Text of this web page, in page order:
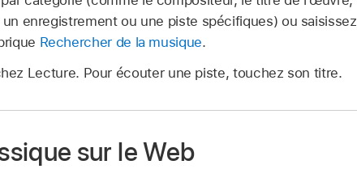
enregistrement ou une piste spécifiques) ou saisissez
Rechercher de la musique.
Lecture. Pour écouter une piste, touchez son titre.
sur le Web